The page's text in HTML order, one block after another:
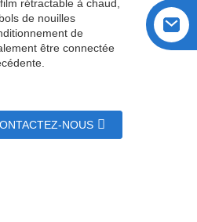
rétractable à chaud,
de nouilles
de
être connectée
NOUS